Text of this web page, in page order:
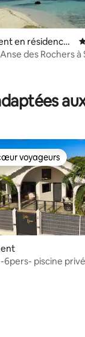
base de 101
en résidence ⋅
des Rochers à
la base de 13
voyageurs
voyageurs
-6pers- piscine